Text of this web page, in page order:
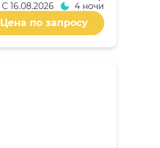
С 16.08.2026 4 ночи
Цена по запросу